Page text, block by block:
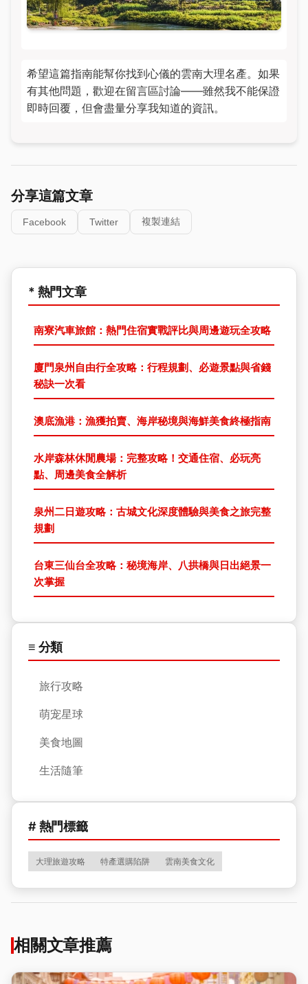
希望這篇指南能幫你找到心儀的雲南大理名產。如果
有其他問題，歡迎在留言區討論——雖然我不能保證
即時回覆，但會盡量分享我知道的資訊。
分享這篇文章
Facebook Twitter 複製連結
* 熱門文章
南寮汽車旅館：熱門住宿實戰評比與周邊遊玩全攻略
廈門泉州自由行全攻略：行程規劃、必遊景點與省錢
秘訣一次看
澳底漁港：漁獲拍賣、海岸秘境與海鮮美食終極指南
水岸森林休閒農場：完整攻略！交通住宿、必玩亮
點、周邊美食全解析
泉州二日遊攻略：古城文化深度體驗與美食之旅完整
規劃
台東三仙台全攻略：秘境海岸、八拱橋與日出絕景一
次掌握
≡ 分類
旅行攻略
萌宠星球
美食地圖
生活隨筆
# 熱門標籤
大理旅遊攻略 特產選購陷阱 雲南美食文化
相關文章推薦